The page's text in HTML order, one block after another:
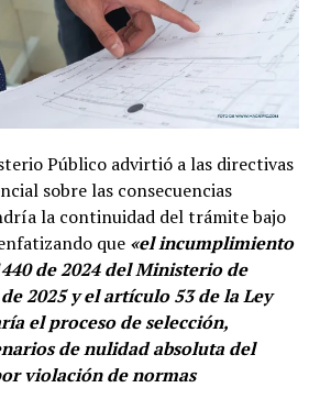
Público advirtió a las directivas
sobre las consecuencias
la continuidad del trámite bajo
que «el incumplimiento
de 2024 del Ministerio de
2025 y el artículo 53 de la Ley
el proceso de selección,
de nulidad absoluta del
violación de normas